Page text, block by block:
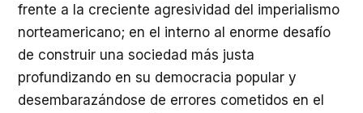
frente a la creciente agresividad del imperialismo
norteamericano; en el interno al enorme desafío
de construir una sociedad más justa
profundizando en su democracia popular y
desembarazándose de errores cometidos en el